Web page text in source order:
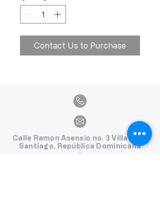
Contact Us to Purchase
Calle Ramon Asensio no. 3 Villa Olga
Santiago, República Dominicana